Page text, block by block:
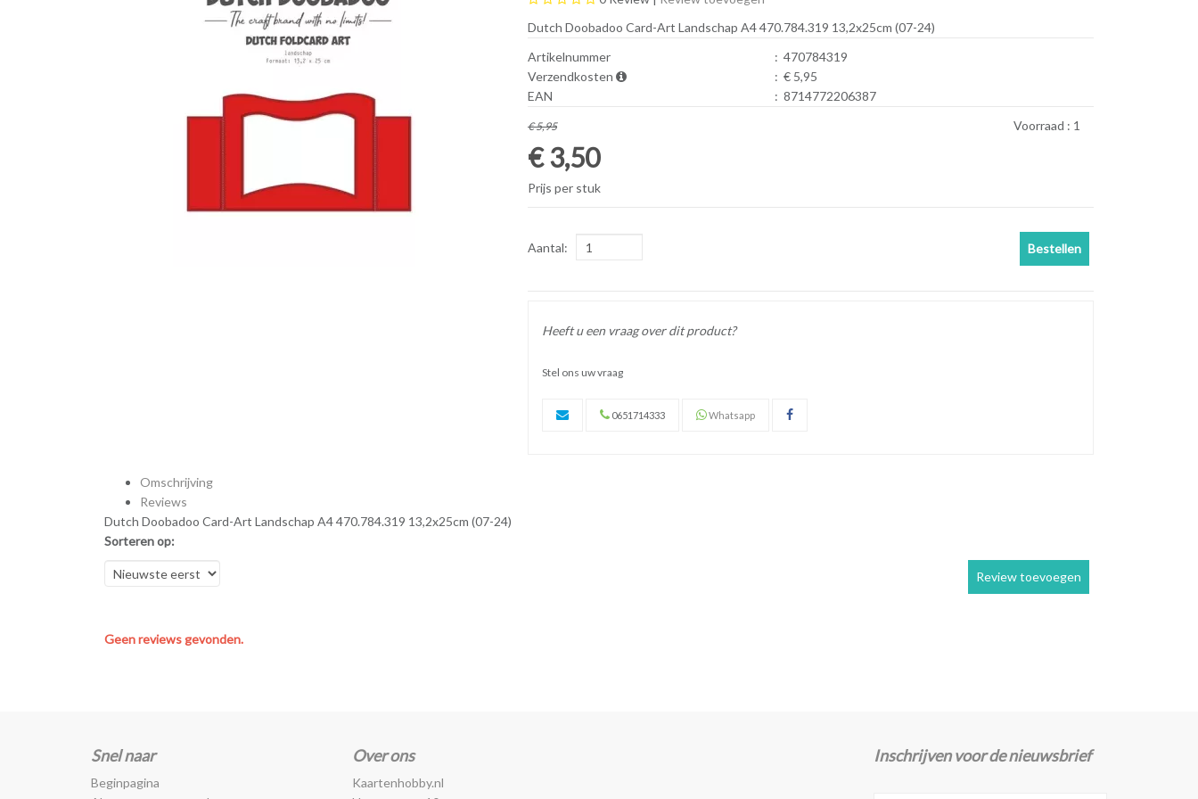
Dutch Doobadoo Card-Art Landschap A4 470.784.319 13,2x25cm (07-24)
Artikelnummer
: 470784319
Verzendkosten
: € 5,95
EAN
: 8714772206387
€ 5,95
€ 3,50
Prijs per stuk
Voorraad : 1
Aantal: Bestellen
Heeft u een vraag over dit product?
Stel ons uw vraag
0651714333 Whatsapp
Omschrijving
Reviews
Dutch Doobadoo Card-Art Landschap A4 470.784.319 13,2x25cm (07-24)
Sorteren op:
Review toevoegen
Geen reviews gevonden.
Snel naar
Beginpagina
Over ons
Kaartenhobby.nl
Inschrijven voor de nieuwsbrief